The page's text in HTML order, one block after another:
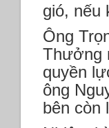
gió, nếu
Ông
Thưởng
quyền
ông
bên còn